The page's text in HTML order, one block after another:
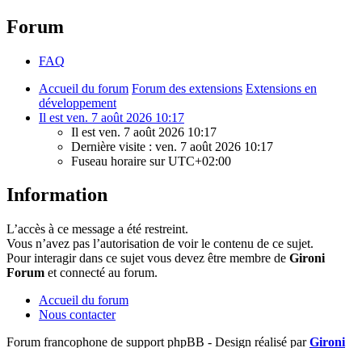
Forum
FAQ
Accueil du forum Forum des extensions Extensions en
développement
Il est ven. 7 août 2026 10:17
Il est ven. 7 août 2026 10:17
Dernière visite : ven. 7 août 2026 10:17
Fuseau horaire surUTC+02:00
Information
L’accès à ce message a été restreint.
Vous n’avez pas l’autorisation de voir le contenu de ce sujet.
Pour interagir dans ce sujet vous devez être membre de Gironi
Forum et connecté au forum.
Accueil du forum
Nous contacter
Forum francophone de support phpBB - Design réalisé parGironi